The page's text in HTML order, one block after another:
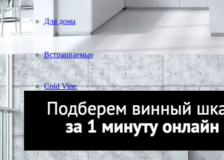
Для дома
Встраиваемые
Cold Vine